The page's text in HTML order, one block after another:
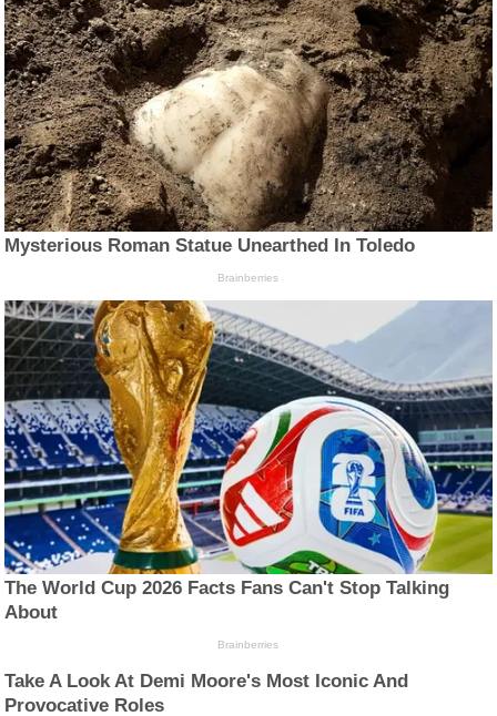
Mysterious Roman Statue Unearthed In Toledo
Brainberries
The World Cup 2026 Facts Fans Can't Stop Talking
About
Brainberries
Take A Look At Demi Moore's Most Iconic And
Provocative Roles